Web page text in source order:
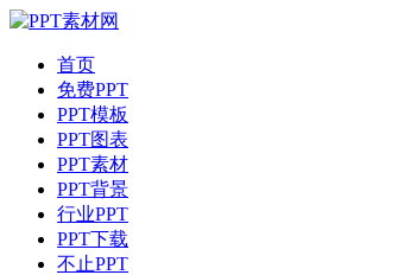
首页
免费PPT
PPT模板
PPT图表
PPT素材
PPT背景
行业PPT
PPT下载
不止PPT